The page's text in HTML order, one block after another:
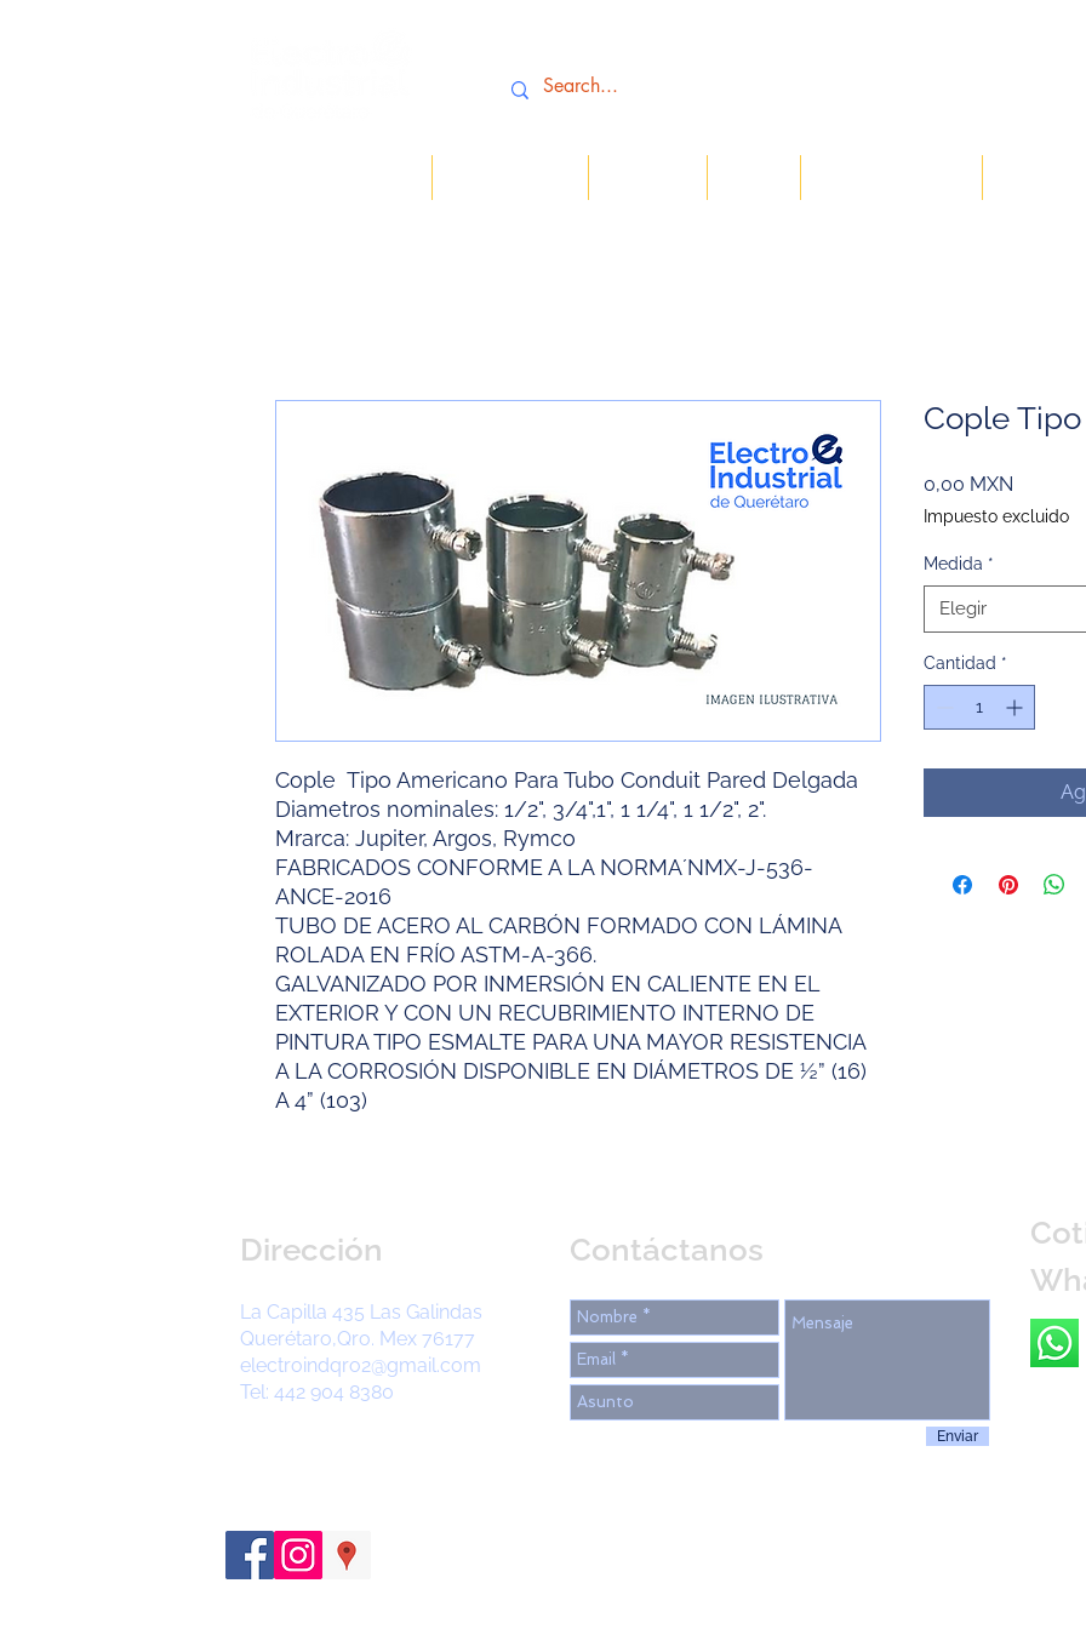
Cople Tipo Americano Para Tubo Conduit Pared Delgada
Diametros nominales: 1/2", 3/4",1", 1 1/4", 1 1/2", 2".
Mrarca: Jupiter, Argos, Rymco
FABRICADOS CONFORME A LA NORMA´NMX-J-536-
ANCE-2016
TUBO DE ACERO AL CARBÓN FORMADO CON LÁMINA
ROLADA EN FRÍO ASTM-A-366.
GALVANIZADO POR INMERSIÓN EN CALIENTE EN EL
EXTERIOR Y CON UN RECUBRIMIENTO INTERNO DE
PINTURA TIPO ESMALTE PARA UNA MAYOR RESISTENCIA
A LA CORROSIÓN DISPONIBLE EN DIÁMETROS DE ½” (16)
A 4” (103)
Cople
0,00 MXN
Impuesto excluido
Medida *
Elegir
Cantidad *
Dirección
La Capilla 435 Las Galindas
Querétaro,Qro. Mex 76177
electroindqro2@gmail.com
Tel: 442 904 8380
Contáctanos
Enviar